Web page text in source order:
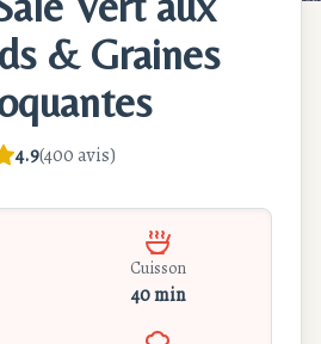
& Graines
4.9(400 avis)
Cuisson
40 min